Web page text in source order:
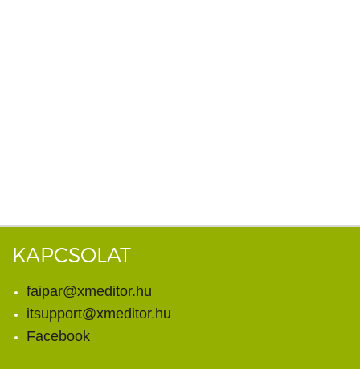
KAPCSOLAT
faipar@xmeditor.hu
itsupport@xmeditor.hu
Facebook